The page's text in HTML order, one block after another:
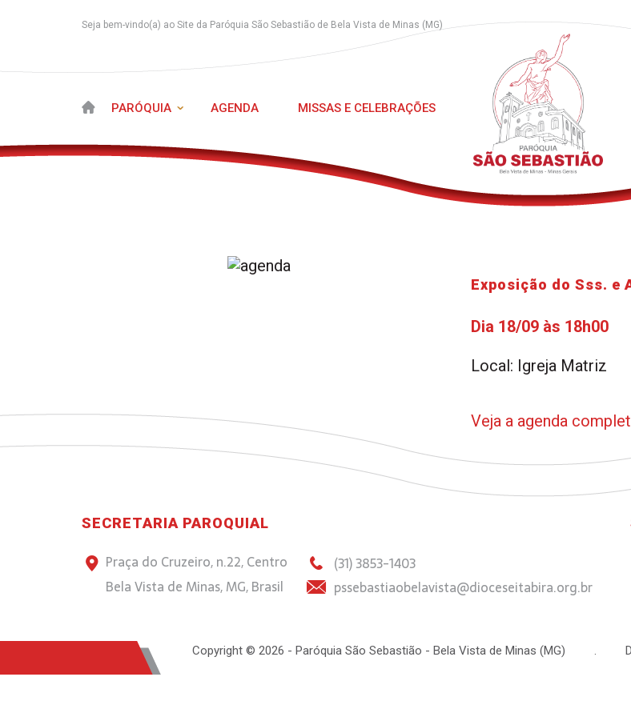
Seja bem-vindo(a) ao Site da Paróquia São Sebastião de Bela Vista de Minas (MG)
PARÓQUIA AGENDA MISSAS E CELEBRAÇÕES
Exposição do Sss. e
Dia 18/09 às 18h00
Local: Igreja Matriz
Veja a agenda
SECRETARIA PAROQUIAL
Praça do Cruzeiro, n.22, Centro
Bela Vista de Minas, MG, Brasil
(31) 3853-1403
pssebastiaobelavista@dioceseitabira.org.br
Copyright © 2026 - Paróquia São Sebastião - Bela Vista de Minas (MG) .